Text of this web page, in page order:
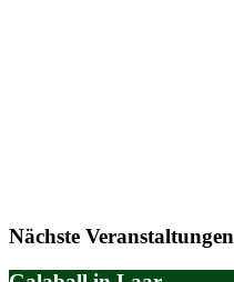
Nächste Veranstaltungen